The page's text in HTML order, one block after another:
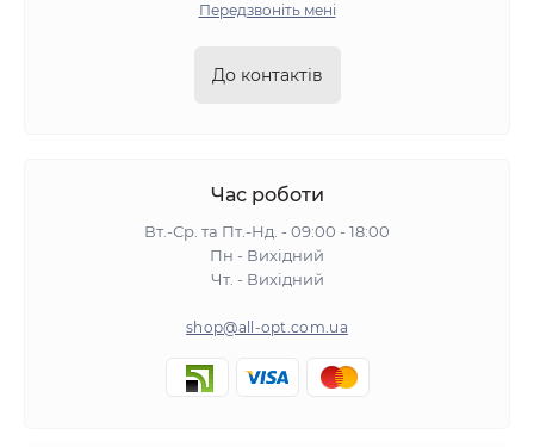
Передзвоніть мені
До контактів
Час роботи
Вт.-Ср. та Пт.-Нд. - 09:00 - 18:00
Пн - Вихідний
Чт. - Вихідний
shop@all-opt.com.ua